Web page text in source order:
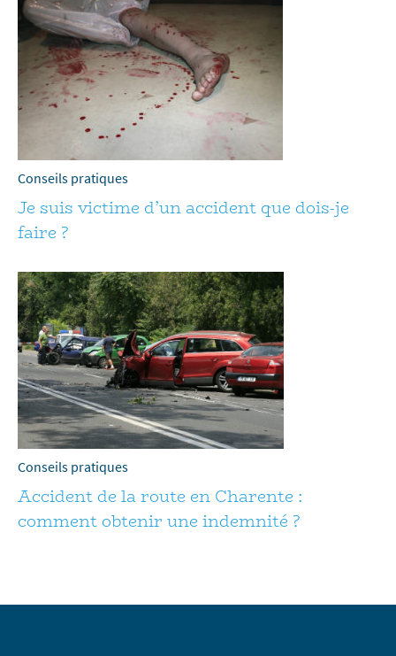
Conseils pratiques
Je suis victime d’un accident que dois-je
faire ?
Conseils pratiques
Accident de la route en Charente :
comment obtenir une indemnité ?